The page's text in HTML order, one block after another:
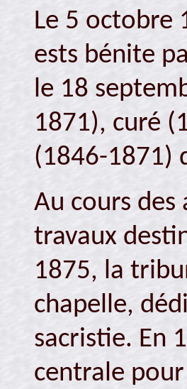
Le 5 octobre
ests bénite
le 18
1871), curé
(1846-1871)
Au cours
travaux
1875, la
chapelle,
sacristie. En
centrale